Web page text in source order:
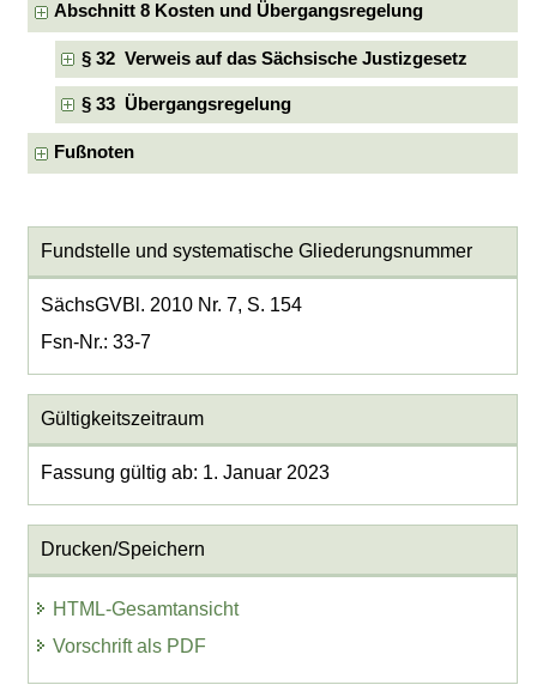
Abschnitt 8 Kosten und Übergangsregelung
§ 32 Verweis auf das Sächsische Justizgesetz
§ 33 Übergangsregelung
Fußnoten
Fundstelle und systematische Gliederungsnummer
SächsGVBl. 2010 Nr. 7, S. 154
Fsn-Nr.: 33-7
Gültigkeitszeitraum
Fassung gültig ab: 1. Januar 2023
Drucken/Speichern
HTML-Gesamtansicht
Vorschrift als PDF